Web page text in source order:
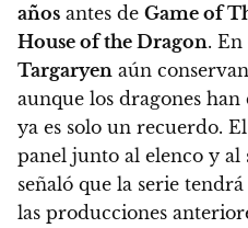
años antes de Game of
House of the Dragon. En
Targaryen aún
aunque los dragones
ya es solo un recuerdo.
panel junto al elenco y
señaló que la serie
las producciones